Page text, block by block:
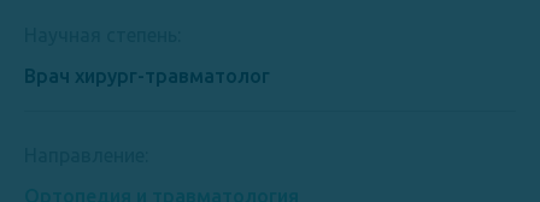
Врач хирург-травматолог